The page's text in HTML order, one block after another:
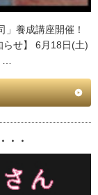
」養成講座開催！
らせ】 6月18日(土)
・・